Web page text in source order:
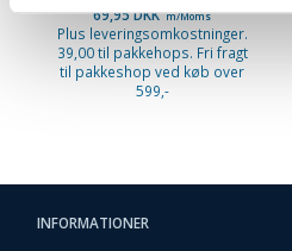
69,95 DKKm/Moms
Plus leveringsomkostninger.
39,00 til pakkehops. Fri fragt
til pakkeshop ved køb over
599,-
INFORMATIONER